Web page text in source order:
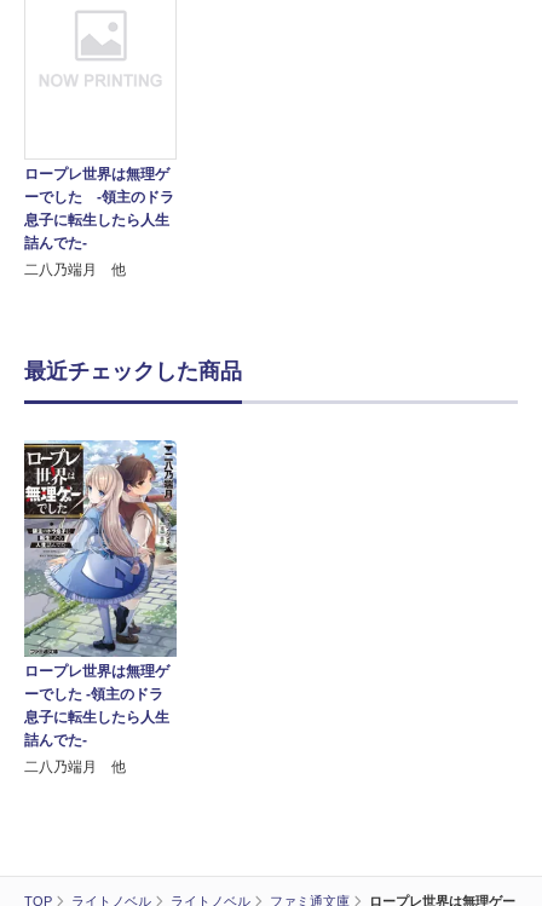
TOP ライトノベル ライトノベル ファミ通文庫 ロープレ世界は無理ゲー
ロープレ世界は無理ゲ
ーでした -領主のドラ
息子に転生したら人生
詰んでた-
二八乃端月 他
最近チェックした商品
ロープレ世界は無理ゲ
ーでした -領主のドラ
息子に転生したら人生
詰んでた-
二八乃端月 他